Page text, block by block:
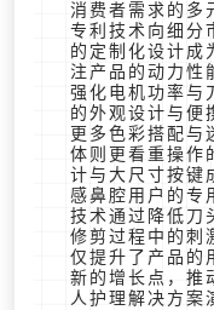
消费者需求的多
专利技术向细分
的定制化设计成
注产品的动力性
强化电机功率与
的外观设计与便
更多色彩搭配与
体则更看重操作
计与大尺寸按键
感鼻腔用户的专
技术通过降低刀
修剪过程中的刺
仅提升了产品的
新的增长点，推
人护理解决方案